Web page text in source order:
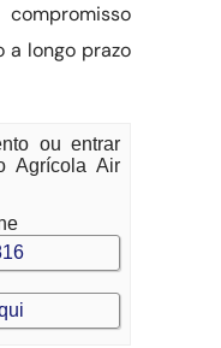
a longo prazo
ou entrar
Agrícola Air